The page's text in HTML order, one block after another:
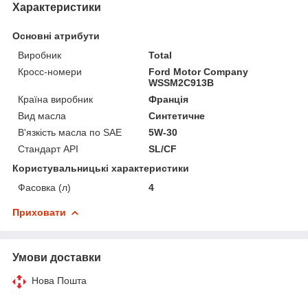
Характеристики
Основні атрибути
Виробник
Total
Кросс-номери
Ford Motor Company
WSSM2C913B
Країна виробник
Франція
Вид масла
Синтетичне
В'язкість масла по SAE
5W-30
Стандарт API
SL/CF
Користувальницькі характеристики
Фасовка (л)
4
Приховати
Умови доставки
Нова Пошта